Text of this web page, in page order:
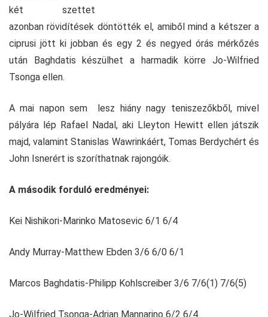
két szettet
azonban rövidítések döntötték el, amiből mind a kétszer a
ciprusi jött ki jobban és egy 2 és negyed órás mérkőzés
után Baghdatis készülhet a harmadik körre Jo-Wilfried
Tsonga ellen.
A mai napon sem lesz hiány nagy teniszezőkből, mivel
pályára lép Rafael Nadal, aki Lleyton Hewitt ellen játszik
majd, valamint Stanislas Wawrinkáért, Tomas Berdychért és
John Isnerért is szoríthatnak rajongóik.
A második forduló eredményei:
Kei Nishikori-Marinko Matosevic 6/1 6/4
Andy Murray-Matthew Ebden 3/6 6/0 6/1
Marcos Baghdatis-Philipp Kohlscreiber 3/6 7/6(1) 7/6(5)
Jo-Wilfried Tsonga-Adrian Mannarino 6/2 6/4